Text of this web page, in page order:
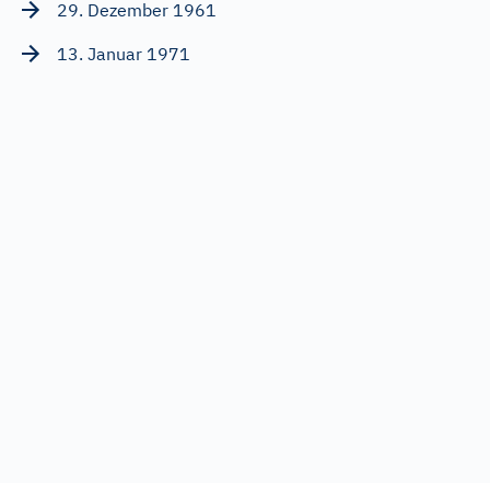
29. Dezember 1961
13. Januar 1971